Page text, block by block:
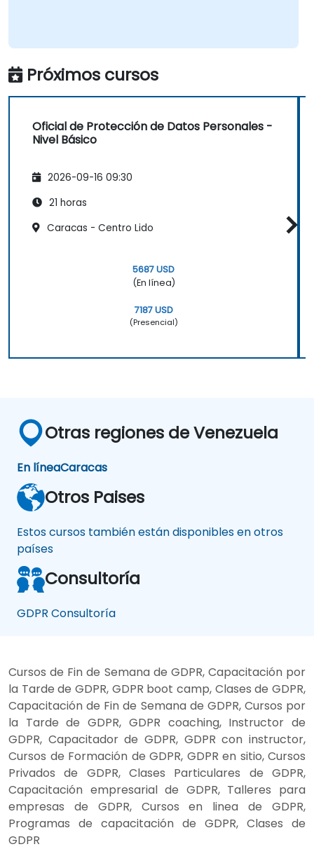
Próximos cursos
Oficial de Protección de Datos Personales -
Nivel Básico
2026-09-16 09:30
21 horas
Caracas - Centro Lido
5687 USD
(En línea)
7187 USD
(Presencial)
Otras regiones de Venezuela
En líneaCaracas
Otros Paises
Estos cursos también están disponibles en otros
países
Consultoría
GDPR Consultoría
Cursos de Fin de Semana de GDPR, Capacitación por
la Tarde de GDPR, GDPR boot camp, Clases de GDPR,
Capacitación de Fin de Semana de GDPR, Cursos por
la Tarde de GDPR, GDPR coaching, Instructor de
GDPR, Capacitador de GDPR, GDPR con instructor,
Cursos de Formación de GDPR, GDPR en sitio, Cursos
Privados de GDPR, Clases Particulares de GDPR,
Capacitación empresarial de GDPR, Talleres para
empresas de GDPR, Cursos en linea de GDPR,
Programas de capacitación de GDPR, Clases de
GDPR